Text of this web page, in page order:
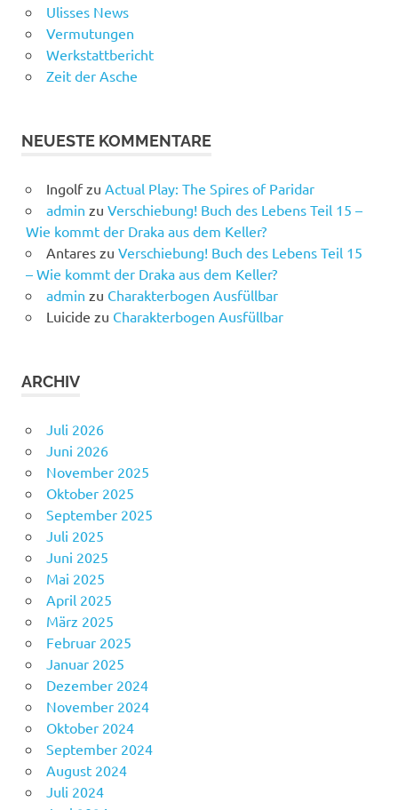
Ulisses News
Vermutungen
Werkstattbericht
Zeit der Asche
NEUESTE KOMMENTARE
Ingolfzu Actual Play: The Spires of Paridar
admin zu Verschiebung! Buch des Lebens Teil 15 –
Wie kommt der Draka aus dem Keller?
Antareszu Verschiebung! Buch des Lebens Teil 15
– Wie kommt der Draka aus dem Keller?
admin zu Charakterbogen Ausfüllbar
Luicide zu Charakterbogen Ausfüllbar
ARCHIV
Juli 2026
Juni 2026
November 2025
Oktober 2025
September 2025
Juli 2025
Juni 2025
Mai 2025
April 2025
März 2025
Februar 2025
Januar 2025
Dezember 2024
November 2024
Oktober 2024
September 2024
August 2024
Juli 2024